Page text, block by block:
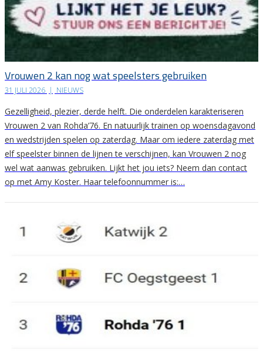
Vrouwen 2 kan nog wat speelsters gebruiken
31 JULI 2026 | NIEUWS
Gezelligheid, plezier, derde helft. Die onderdelen karakteriseren
Vrouwen 2 van Rohda’76. En natuurlijk trainen op woensdagavond
en wedstrijden spelen op zaterdag. Maar om iedere zaterdag met
elf speelster binnen de lijnen te verschijnen, kan Vrouwen 2 nog
wel wat aanwas gebruiken. Lijkt het jou iets? Neem dan contact
op met Amy Koster. Haar telefoonnummer is:…